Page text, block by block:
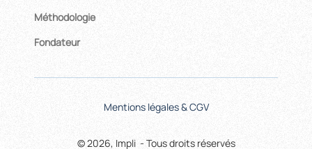
Méthodologie
Fondateur
© 2026, Impli - Tous droits réservés
Mentions légales & CGV